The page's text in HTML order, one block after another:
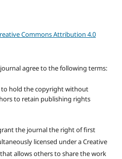
Commons Attribution 4.0
agree to the following terms:
to hold the copyright without
to retain publishing rights
the journal the right of first
licensed under a Creative
allows others to share the work